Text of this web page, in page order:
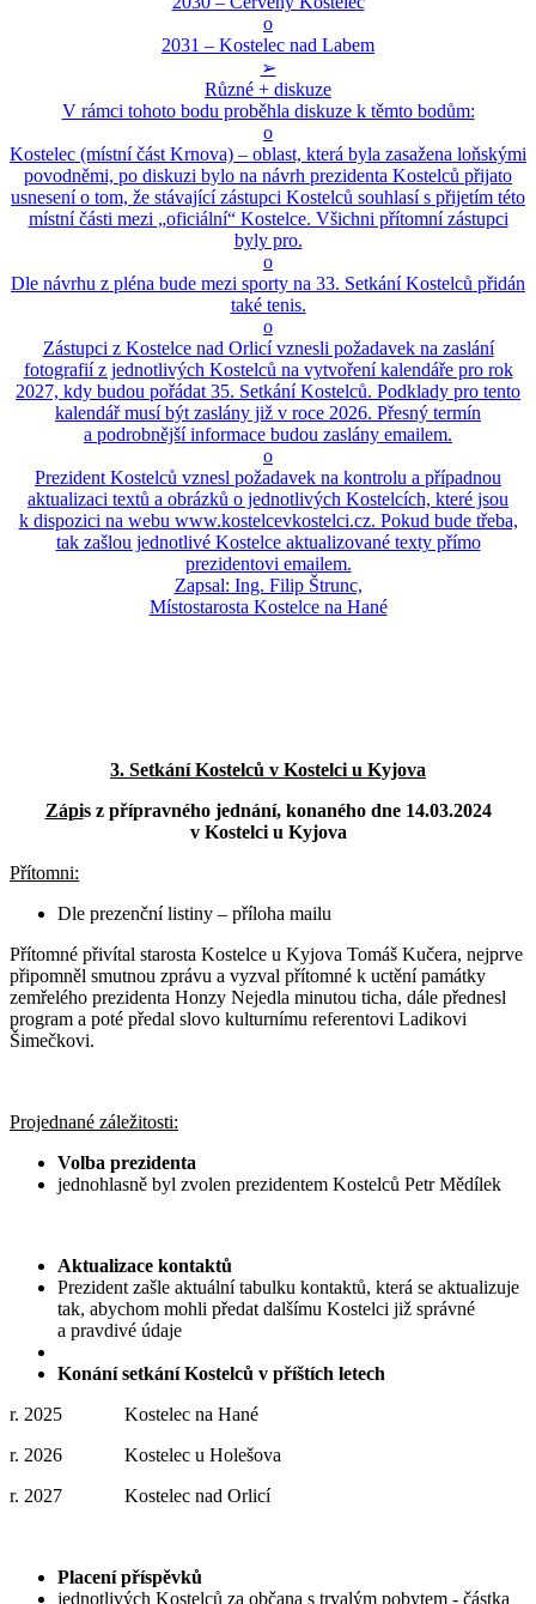
o
2031 – Kostelec nad Labem
➢
Různé + diskuze
V rámci tohoto bodu proběhla diskuze k těmto bodům:
o
Kostelec (místní část Krnova) – oblast, která byla zasažena loňskými
povodněmi, po diskuzi bylo na návrh prezidenta Kostelců přijato
usnesení o tom, že stávající zástupci Kostelců souhlasí s přijetím této
místní části mezi „oficiální“ Kostelce. Všichni přítomní zástupci
byly pro.
o
Dle návrhu z pléna bude mezi sporty na 33. Setkání Kostelců přidán
také tenis.
o
Zástupci z Kostelce nad Orlicí vznesli požadavek na zaslání
fotografií z jednotlivých Kostelců na vytvoření kalendáře pro rok
2027, kdy budou pořádat 35. Setkání Kostelců. Podklady pro tento
kalendář musí být zaslány již v roce 2026. Přesný termín
a podrobnější informace budou zaslány emailem.
o
Prezident Kostelců vznesl požadavek na kontrolu a případnou
aktualizaci textů a obrázků o jednotlivých Kostelcích, které jsou
k dispozici na webu www.kostelcevkostelci.cz. Pokud bude třeba,
tak zašlou jednotlivé Kostelce aktualizované texty přímo
prezidentovi emailem.
Zapsal: Ing. Filip Štrunc,
Místostarosta Kostelce na Hané
3. Setkání Kostelců v Kostelci u Kyjova
Zápis z přípravného jednání, konaného dne 14.03.2024
v Kostelci u Kyjova
Přítomni:
Dle prezenční listiny – příloha mailu
Přítomné přivítal starosta Kostelce u Kyjova Tomáš Kučera, nejprve
připomněl smutnou zprávu a vyzval přítomné k uctění památky
zemřelého prezidenta Honzy Nejedla minutou ticha, dále přednesl
program a poté předal slovo kulturnímu referentovi Ladikovi
Šimečkovi.
Projednané záležitosti:
Volba prezidenta
jednohlasně byl zvolen prezidentem Kostelců Petr Mědílek
Aktualizace kontaktů
Prezident zašle aktuální tabulku kontaktů, která se aktualizuje
tak, abychom mohli předat dalšímu Kostelci již správné
a pravdivé údaje
Konání setkání Kostelců v příštích letech
r. 2025 Kostelec na Hané
r. 2026 Kostelec u Holešova
r. 2027 Kostelec nad Orlicí
Placení příspěvků
jednotlivých Kostelců za občana s trvalým pobytem - částka